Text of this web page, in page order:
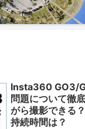
Insta360 GO3/
問題について徹
がら撮影できる
持続時間は？